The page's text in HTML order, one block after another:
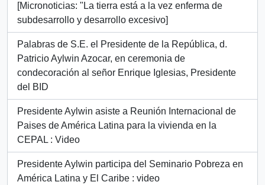
[Micronoticias: "La tierra está a la vez enferma de
subdesarrollo y desarrollo excesivo]
Palabras de S.E. el Presidente de la República, d.
Patricio Aylwin Azocar, en ceremonia de
condecoración al señor Enrique Iglesias, Presidente
del BID
Presidente Aylwin asiste a Reunión Internacional de
Paises de América Latina para la vivienda en la
CEPAL : Video
Presidente Aylwin participa del Seminario Pobreza en
América Latina y El Caribe : video